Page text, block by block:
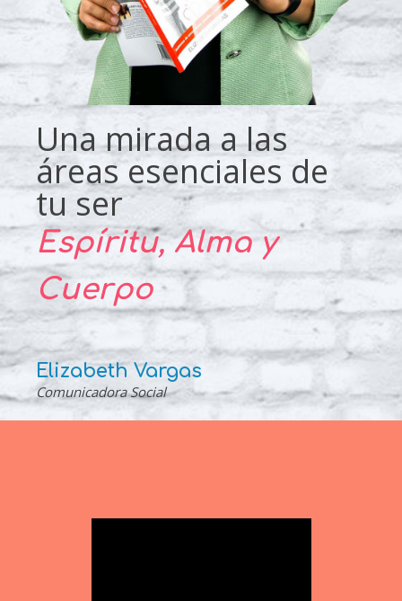
Una mirada a las
áreas esenciales de
tu ser
Espíritu, Alma y
Cuerpo
Elizabeth Vargas
Comunicadora Social